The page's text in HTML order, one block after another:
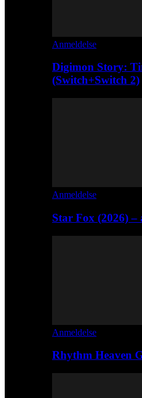
Anmeldelse
Digimon Story:
(Switch+Switch 2)
Anmeldelse
Star Fox (2026) –
Anmeldelse
Rhythm Heaven